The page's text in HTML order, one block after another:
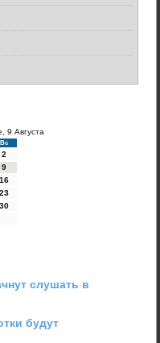
9 Августа
Вс
2
9
16
23
30
слушать в
будут